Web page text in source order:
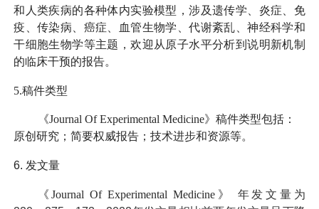
和人类疾病的各种体内实验模型，涉及遗传学、炎症、免
疫、传染病、癌症、血管生物学、代谢紊乱、神经科学和
干细胞生物学等主题，欢迎从原子水平分析到说明新机制
的临床干预的报告。
5.稿件类型
《Journal Of Experimental Medicine》稿件类型包括：
原创研究；简要权威报告；技术进步和资源等。
6. 发文量
《Journal Of Experimental Medicine》
年发文量为